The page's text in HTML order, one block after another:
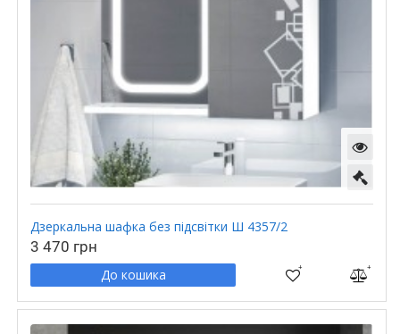
Дзеркальна шафка без підсвітки Ш 4357/2
3 470 грн
До кошика